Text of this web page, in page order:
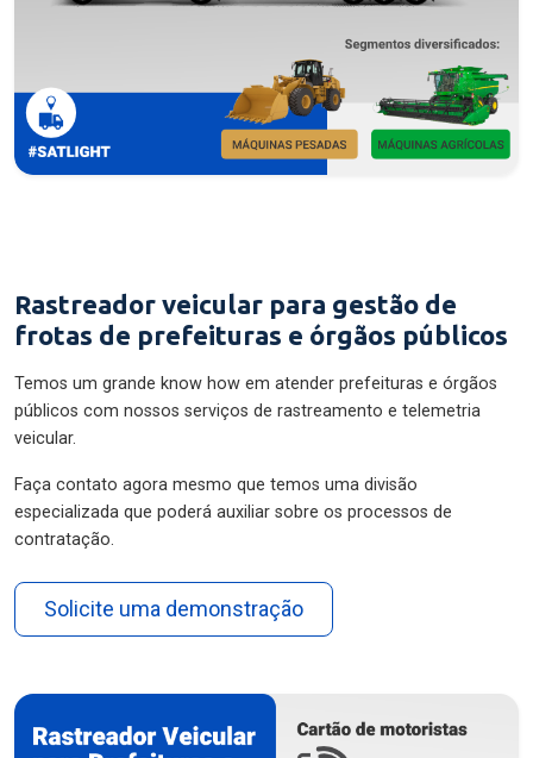
Rastreador veicular para gestão de
frotas de prefeituras e órgãos públicos
Temos um grande know how em atender prefeituras e órgãos
públicos com nossos serviços de rastreamento e telemetria
veicular.
Faça contato agora mesmo que temos uma divisão
especializada que poderá auxiliar sobre os processos de
contratação.
Solicite uma demonstração